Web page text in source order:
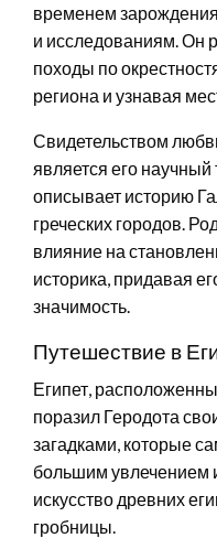
временем
и исследованиям. Он
походы по
региона и узнавая
Свидетельством
является его научный
описывает историю
греческих городов.
влияние на
историка, придавая
значимость.
Путешествие в
Египет,
поразил Геродота
загадками, которые
большим увлечением
искусство древних
гробницы.